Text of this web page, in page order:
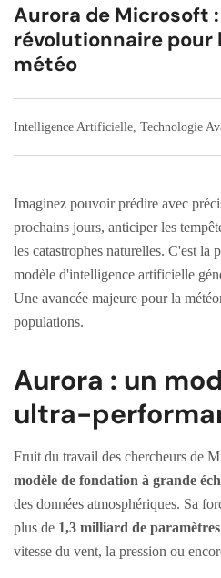
Aurora de Microsoft
révolutionnaire pour
météo
Intelligence Artificielle Technologie
Imaginez pouvoir prédire avec
prochains jours, anticiper les
les catastrophes naturelles. C'est la
modèle d'intelligence artificielle
Une avancée majeure pour la
populations.
Aurora : un
ultra-
Fruit du travail des chercheurs de
modèle de fondation à grande
des données atmosphériques. Sa
plus de 1,3 milliard de paramètres
vitesse du vent, la pression ou